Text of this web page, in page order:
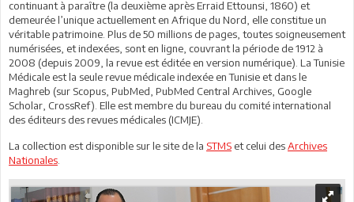
continuant à paraître (la deuxième après Erraid Ettounsi, 1860) et
demeurée l’unique actuellement en Afrique du Nord, elle constitue un
véritable patrimoine. Plus de 50 millions de pages, toutes soigneusement
numérisées, et indexées, sont en ligne, couvrant la période de 1912 à
2008 (depuis 2009, la revue est éditée en version numérique). La Tunisie
Médicale est la seule revue médicale indexée en Tunisie et dans le
Maghreb (sur Scopus, PubMed, PubMed Central Archives, Google
Scholar, CrossRef). Elle est membre du bureau du comité international
des éditeurs des revues médicales (ICMJE).
La collection est disponible sur le site de la STMS et celui desArchives
Nationales